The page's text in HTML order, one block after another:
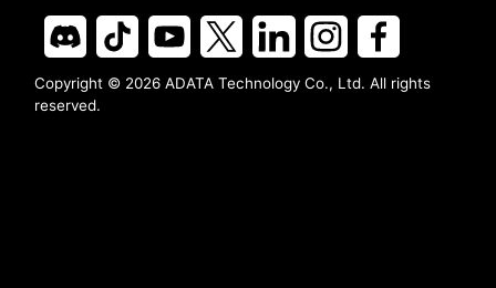
Copyright © 2026 ADATA Technology Co., Ltd. All rights
reserved.